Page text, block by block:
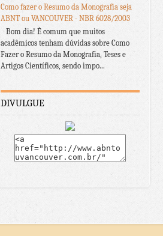
Como fazer o Resumo da Monografia seja
ABNT ou VANCOUVER - NBR 6028/2003
Bom dia! É comum que muitos
acadêmicos tenham dúvidas sobre Como
Fazer o Resumo da Monografia, Teses e
Artigos Científicos, sendo impo...
DIVULGUE